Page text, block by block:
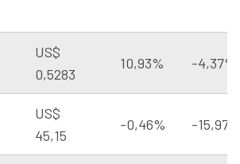
US$
0,5283
10,93% -4,37%
US$
45,15
-0,46% -